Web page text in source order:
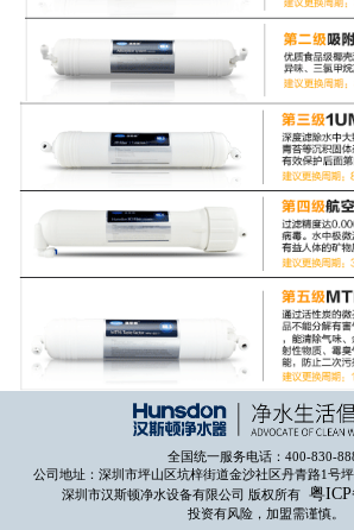
全国统一服务电话：400-830-
公司地址：深圳市坪山区坑梓街道金沙社区丹青路1号
深圳市汉斯顿净水设备有限公司 版权所有 粤
投资有风险，加盟需谨慎。